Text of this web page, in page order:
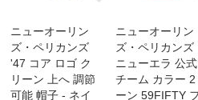
ニューオーリン
ズ・ペリカンズ
'47 コア ロゴ ク
リーン 上へ 調節
可能 帽子 - ネイ
ニューオーリン
ズ・ペリカンズ
ニューエラ 公式
チーム カラー 2
ーン 59FIFTY